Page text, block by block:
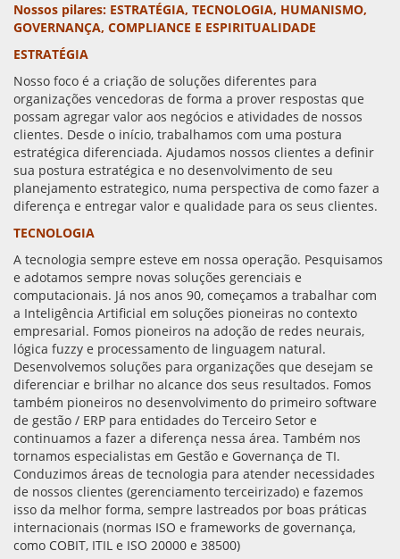
Nossos pilares: ESTRATÉGIA, TECNOLOGIA, HUMANISMO,
GOVERNANÇA, COMPLIANCE E ESPIRITUALIDADE
ESTRATÉGIA
Nosso foco é a criação de soluções diferentes para
organizações vencedoras de forma a prover respostas que
possam agregar valor aos negócios e atividades de nossos
clientes. Desde o início, trabalhamos com uma postura
estratégica diferenciada. Ajudamos nossos clientes a definir
sua postura estratégica e no desenvolvimento de seu
planejamento estrategico, numa perspectiva de como fazer a
diferença e entregar valor e qualidade para os seus clientes.
TECNOLOGIA
A tecnologia sempre esteve em nossa operação. Pesquisamos
e adotamos sempre novas soluções gerenciais e
computacionais. Já nos anos 90, começamos a trabalhar com
a Inteligência Artificial em soluções pioneiras no contexto
empresarial. Fomos pioneiros na adoção de redes neurais,
lógica fuzzy e processamento de linguagem natural.
Desenvolvemos soluções para organizações que desejam se
diferenciar e brilhar no alcance dos seus resultados. Fomos
também pioneiros no desenvolvimento do primeiro software
de gestão / ERP para entidades do Terceiro Setor e
continuamos a fazer a diferença nessa área. Também nos
tornamos especialistas em Gestão e Governança de TI.
Conduzimos áreas de tecnologia para atender necessidades
de nossos clientes (gerenciamento terceirizado) e fazemos
isso da melhor forma, sempre lastreados por boas práticas
internacionais (normas ISO e frameworks de governança,
como COBIT, ITIL e ISO 20000 e 38500)